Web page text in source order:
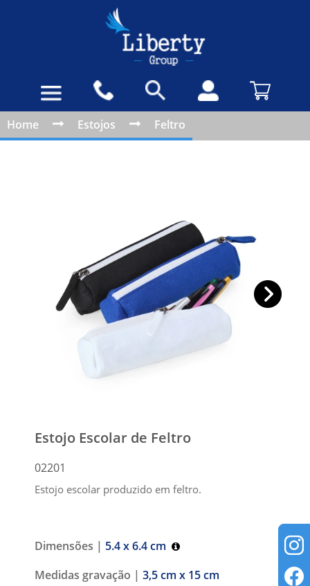
Home Estojos Feltro
Estojo Escolar de Feltro
02201
Estojo escolar produzido em feltro.
Dimensões | 5.4 x 6.4 cm
Medidas gravação | 3,5 cm x 15 cm